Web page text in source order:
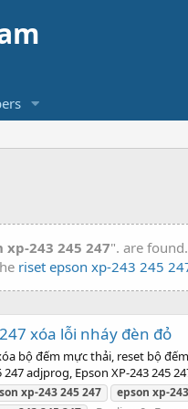
xp-243 245 247". are
riset epson xp-243 245
xóa lỗi nháy đèn đỏ
bộ đếm mực thải, reset bộ
adjprog, Epson XP-243 245
xp-243245247 epson xp-243